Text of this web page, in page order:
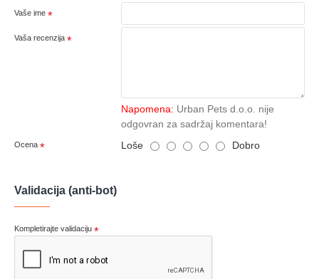
Vaše ime
Vaša recenzija
Napomena: Urban Pets d.o.o. nije
odgovran za sadržaj komentara!
Ocena Loše Dobro
Validacija (anti-bot)
Kompletirajte validaciju